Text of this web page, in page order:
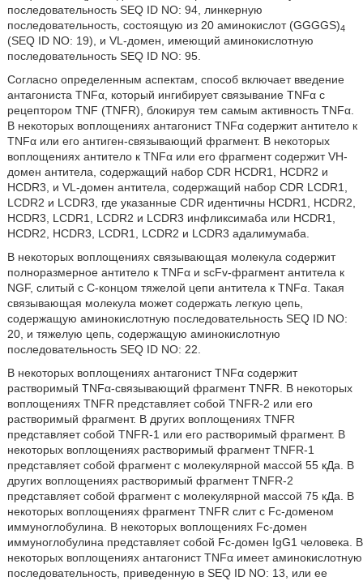
последовательность SEQ ID NO: 94, линкерную
последовательность, состоящую из 20 аминокислот (GGGGS)4
(SEQ ID NO: 19), и VL-домен, имеющий аминокислотную
последовательность SEQ ID NO: 95.
Согласно определенным аспектам, способ включает введение
антагониста TNFα, который ингибирует связывание TNFα с
рецептором TNF (TNFR), блокируя тем самым активность TNFα.
В некоторых воплощениях антагонист TNFα содержит антитело к
TNFα или его антиген-связывающий фрагмент. В некоторых
воплощениях антитело к TNFα или его фрагмент содержит VH-
домен антитела, содержащий набор CDR HCDR1, HCDR2 и
HCDR3, и VL-домен антитела, содержащий набор CDR LCDR1,
LCDR2 и LCDR3, где указанные CDR идентичны HCDR1, HCDR2,
HCDR3, LCDR1, LCDR2 и LCDR3 инфликсимаба или HCDR1,
HCDR2, HCDR3, LCDR1, LCDR2 и LCDR3 адалимумаба.
В некоторых воплощениях связывающая молекула содержит
полноразмерное антитело к TNFα и scFv-фрагмент антитела к
NGF, слитый с C-концом тяжелой цепи антитела к TNFα. Такая
связывающая молекула может содержать легкую цепь,
содержащую аминокислотную последовательность SEQ ID NO:
20, и тяжелую цепь, содержащую аминокислотную
последовательность SEQ ID NO: 22.
В некоторых воплощениях антагонист TNFα содержит
растворимый TNFα-связывающий фрагмент TNFR. В некоторых
воплощениях TNFR представляет собой TNFR-2 или его
растворимый фрагмент. В других воплощениях TNFR
представляет собой TNFR-1 или его растворимый фрагмент. В
некоторых воплощениях растворимый фрагмент TNFR-1
представляет собой фрагмент с молекулярной массой 55 кДа. В
других воплощениях растворимый фрагмент TNFR-2
представляет собой фрагмент с молекулярной массой 75 кДа. В
некоторых воплощениях фрагмент TNFR слит с Fc-доменом
иммуноглобулина. В некоторых воплощениях Fc-домен
иммуноглобулина представляет собой Fc-домен IgG1 человека. В
некоторых воплощениях антагонист TNFα имеет аминокислотную
последовательность, приведенную в SEQ ID NO: 13, или ее